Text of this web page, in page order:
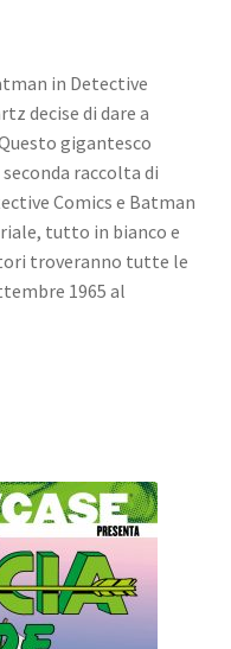
in Detective
decise di dare a
gigantesco
raccolta di
Comics e Batman
tutto in bianco e
troveranno tutte le
1965 al